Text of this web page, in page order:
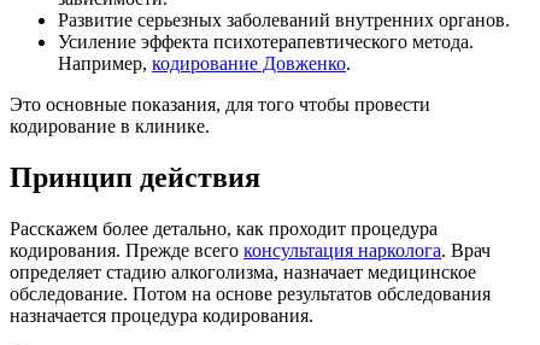
Развитие серьезных заболеваний внутренних органов.
Усиление эффекта психотерапевтического метода.
Например, кодирование Довженко.
Это основные показания, для того чтобы провести
кодирование в клинике.
Принцип действия
Расскажем более детально, как проходит процедура
кодирования. Прежде всего консультация нарколога. Врач
определяет стадию алкоголизма, назначает медицинское
обследование. Потом на основе результатов обследования
назначается процедура кодирования.